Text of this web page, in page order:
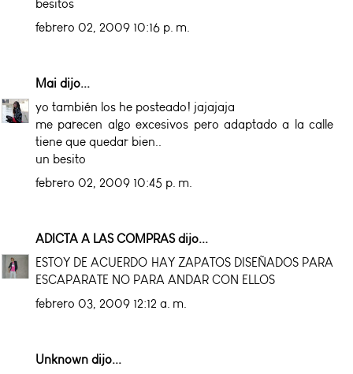
besitos
febrero 02, 2009 10:16 p. m.
Mai dijo...
yo también los he posteado! jajajaja
me parecen algo excesivos pero adaptado a la calle
tiene que quedar bien..
un besito
febrero 02, 2009 10:45 p. m.
ADICTA A LAS COMPRASdijo...
ESTOY DE ACUERDO HAY ZAPATOS DISEÑADOS PARA
ESCAPARATE NO PARA ANDAR CON ELLOS
febrero 03, 2009 12:12 a. m.
Unknown dijo...